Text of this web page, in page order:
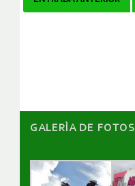
GALERÌA DE FOTOS